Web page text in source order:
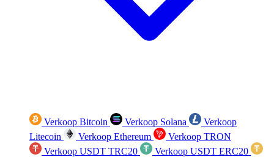
Verkoop Bitcoin Verkoop Solana
Verkoop
Litecoin
Verkoop Ethereum
Verkoop TRON
Verkoop USDT TRC20
Verkoop USDT ERC20